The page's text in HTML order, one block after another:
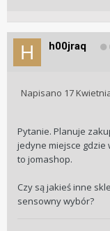
h00jraq
Napisano 17
Pytanie. Planuje
jedyne miejsce gdzie
to jomashop.
Czy są jakieś inne
sensowny wybór?